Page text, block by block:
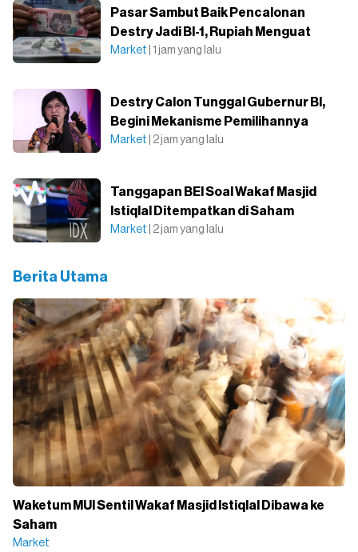
Pasar Sambut Baik Pencalonan
Destry Jadi BI-1, Rupiah Menguat
Market | 1 jam yang lalu
Destry Calon Tunggal Gubernur BI,
Begini Mekanisme Pemilihannya
Market | 2 jam yang lalu
Tanggapan BEI Soal Wakaf Masjid
Istiqlal Ditempatkan di Saham
Market | 2 jam yang lalu
Berita Utama
Waketum MUI Sentil Wakaf Masjid Istiqlal Dibawa ke
Saham
Market